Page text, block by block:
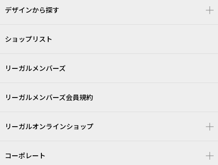
デザインから探す
ショップリスト
リーガルメンバーズ
リーガルメンバーズ会員規約
リーガルオンラインショップ
コーポレート